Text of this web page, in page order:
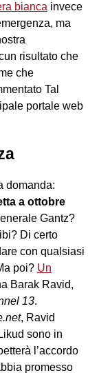
bianca invece
ma
risultato che
che
Tal
portale web
domanda:
a ottobre
Gantz?
Di certo
con qualsiasi
poi? Un
Barak Ravid,
13.
, Ravid
sono in
l’accordo
promesso